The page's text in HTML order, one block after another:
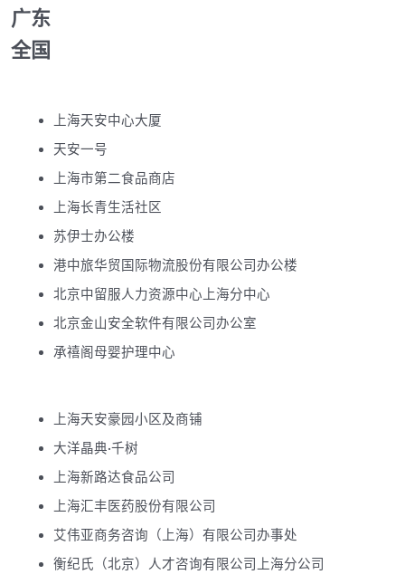
广东
全国
上海天安中心大厦
天安一号
上海市第二食品商店
上海长青生活社区
苏伊士办公楼
港中旅华贸国际物流股份有限公司办公楼
北京中留服人力资源中心上海分中心
北京金山安全软件有限公司办公室
承禧阁母婴护理中心
上海天安豪园小区及商铺
大洋晶典·千树
上海新路达食品公司
上海汇丰医药股份有限公司
艾伟亚商务咨询（上海）有限公司办事处
衡纪氏（北京）人才咨询有限公司上海分公司